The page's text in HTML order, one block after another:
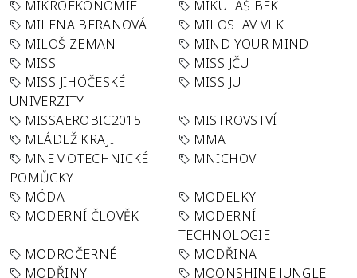
MIKROEKONOMIE
MIKULÁŠ BEK
MILENA BERANOVÁ
MILOSLAV VLK
MILOŠ ZEMAN
MIND YOUR MIND
MISS
MISS JČU
MISS JIHOČESKÉ
UNIVERZITY
MISS JU
MISSAEROBIC2015
MISTROVSTVÍ
MLÁDEŽ KRAJI
MMA
MNEMOTECHNICKÉ
POMŮCKY
MNICHOV
MÓDA
MODELKY
MODERNÍ ČLOVĚK
MODERNÍ
TECHNOLOGIE
MODROČERNÉ
MODŘINA
MODŘINY
MOONSHINE JUNGLE